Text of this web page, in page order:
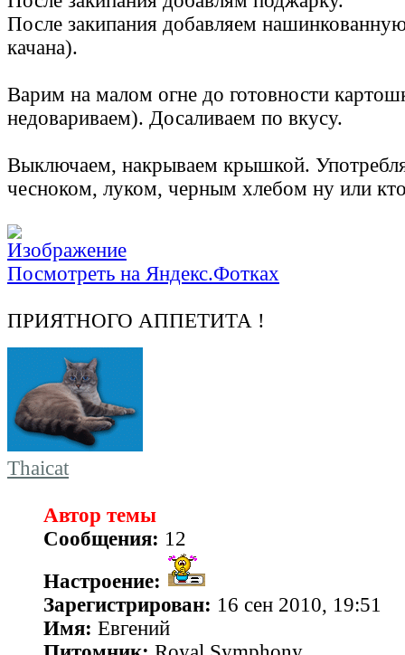
После закипания добавляем
качана).
Варим на малом огне до готовности
недовариваем). Досаливаем по вкусу.
Выключаем, накрываем крышкой.
чесноком, луком, черным хлебом ну или
Посмотреть на Яндекс.Фотках
ПРИЯТНОГО АППЕТИТА !
Thaicat
Автор темы
Сообщения: 12
Настроение:
Зарегистрирован: 16 сен 2010, 19:51
Имя: Евгений